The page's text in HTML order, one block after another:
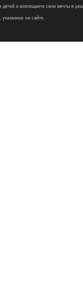
детей и воплощаете свои мечты в
указанных на сайте.